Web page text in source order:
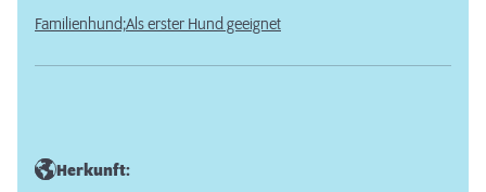
Familienhund;Als erster Hund geeignet
Herkunft: